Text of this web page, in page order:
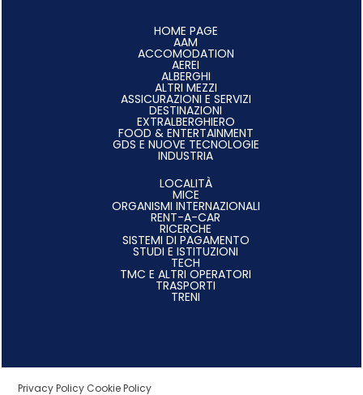
HOME PAGE
AAM
ACCOMODATION
AEREI
ALBERGHI
ALTRI MEZZI
ASSICURAZIONI E SERVIZI
DESTINAZIONI
EXTRALBERGHIERO
FOOD & ENTERTAINMENT
GDS E NUOVE TECNOLOGIE
INDUSTRIA
LOCALITÀ
MICE
ORGANISMI INTERNAZIONALI
RENT-A-CAR
RICERCHE
SISTEMI DI PAGAMENTO
STUDI E ISTITUZIONI
TECH
TMC E ALTRI OPERATORI
TRASPORTI
TRENI
Privacy Policy Cookie Policy